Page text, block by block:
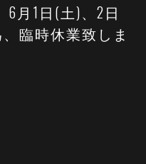
6月1日(土)、2日
臨時休業致しま